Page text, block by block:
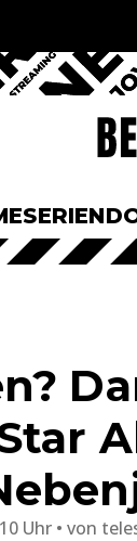
SERIEN
Uhr von